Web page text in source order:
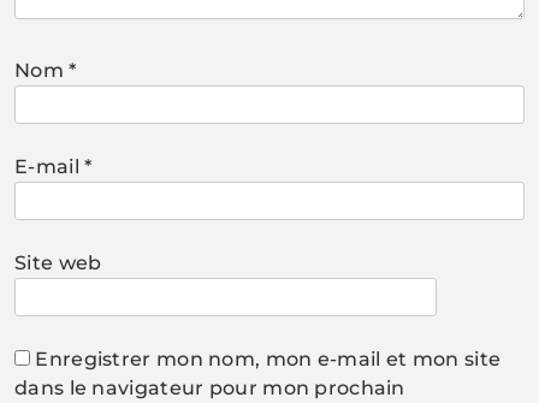
Nom*
E-mail*
Site web
Enregistrer mon nom, mon e-mail et mon site
dans le navigateur pour mon prochain